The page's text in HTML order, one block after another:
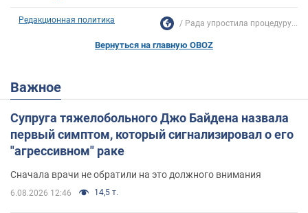
Редакционная политика Рада упростила процедуру...
Вернуться на главную OBOZ
Важное
Супруга тяжелобольного Джо Байдена назвала
первый симптом, который сигнализировал о его
"агрессивном" раке
Сначала врачи не обратили на это должного внимания
6.08.2026 12:46 14,5 т.